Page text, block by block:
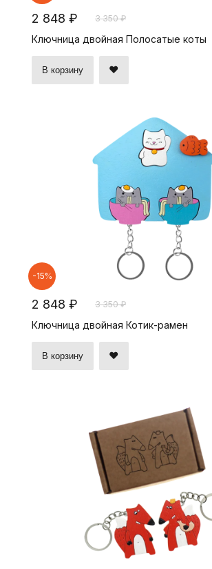
2 848 ₽ 3 350 ₽
Ключница двойная Полосатые коты
В корзину
-15%
2 848 ₽ 3 350 ₽
Ключница двойная Котик-рамен
В корзину